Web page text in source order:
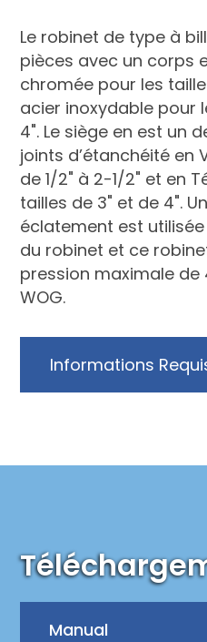
Le robinet de type à
pièces avec un corps
chromée pour les
acier inoxydable pour
4". Le siège en est un
joints d’étanchéité en
de 1/2" à 2-1/2" et en
tailles de 3" et de 4".
éclatement est
du robinet et ce
pression maximale de
WOG.
Informations
Manual